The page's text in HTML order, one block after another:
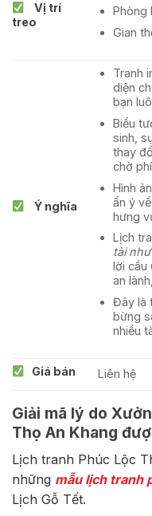
Vị trí
treo
Phòng
Gian
Ý nghĩa
Tranh
diện
bạn
Biểu
sinh,
thay
chờ
Hình
ẩn ý
hưng
Lịch
tài
lời cầu
an
Đây là
bừng
nhiều
Giá bán Liên hệ
Giải mã lý do
Thọ An Khang
Lịch tranh Phúc Lộc
những mẫu lịch tranh
Lịch Gỗ Tết.